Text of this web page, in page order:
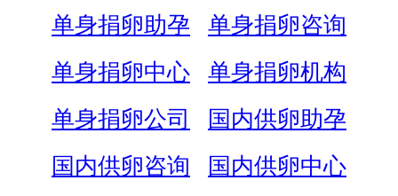
单身捐卵助孕
单身捐卵咨询
单身捐卵中心
单身捐卵机构
单身捐卵公司
国内供卵助孕
国内供卵咨询
国内供卵中心